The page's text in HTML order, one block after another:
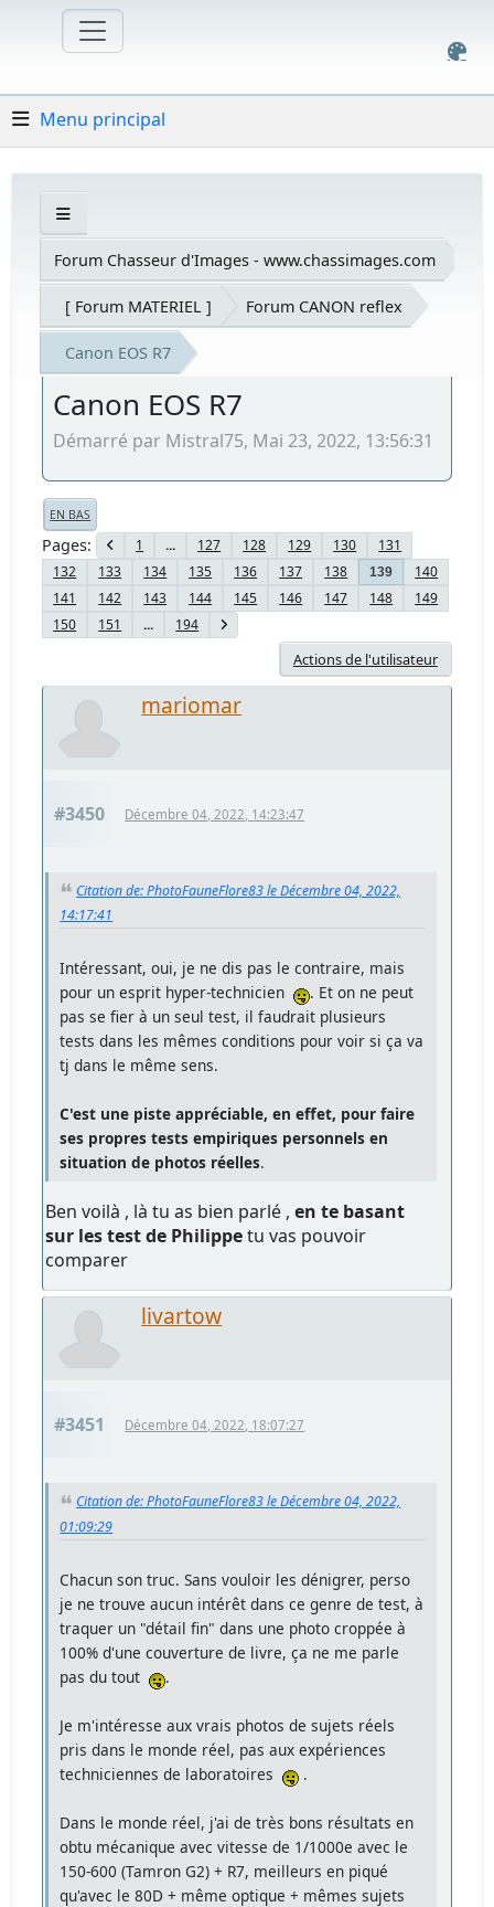
Menu principal
Forum Chasseur d'Images - www.chassimages.com
[ Forum MATERIEL ] Forum CANON reflex
Canon EOS R7
Canon EOS R7
Démarré par Mistral75, Mai 23, 2022, 13:56:31
EN BAS
Pages 1 ... 127 128 129 130
131
132
133 134 135 136 137 138 139
140
141
142 143 144 145 146 147 148
149
150
151 ... 194
Actions de l'utilisateur
mariomar
#3450 Décembre 04, 2022, 14:23:47
Citation de: PhotoFauneFlore83 le Décembre 04, 2022,
14:17:41
Intéressant, oui, je ne dis pas le contraire, mais
pour un esprit hyper-technicien
. Et on ne peut
pas se fier à un seul test, il faudrait plusieurs
tests dans les mêmes conditions pour voir si ça va
tj dans le même sens.
C'est une piste appréciable, en effet, pour faire
ses propres tests empiriques personnels en
situation de photos réelles.
Ben voilà , là tu as bien parlé ,en te basant
sur les test de Philippetu vas pouvoir
comparer
livartow
#3451 Décembre 04, 2022, 18:07:27
Citation de: PhotoFauneFlore83 le Décembre 04, 2022,
01:09:29
Chacun son truc. Sans vouloir les dénigrer, perso
je ne trouve aucun intérêt dans ce genre de test, à
traquer un "détail fin" dans une photo croppée à
100% d'une couverture de livre, ça ne me parle
pas du tout
.
Je m'intéresse aux vrais photos de sujets réels
pris dans le monde réel, pas aux expériences
techniciennes de laboratoires
.
Dans le monde réel, j'ai de très bons résultats en
obtu mécanique avec vitesse de 1/1000e avec le
150-600 (Tamron G2) + R7, meilleurs en piqué
qu'avec le 80D + même optique + mêmes sujets